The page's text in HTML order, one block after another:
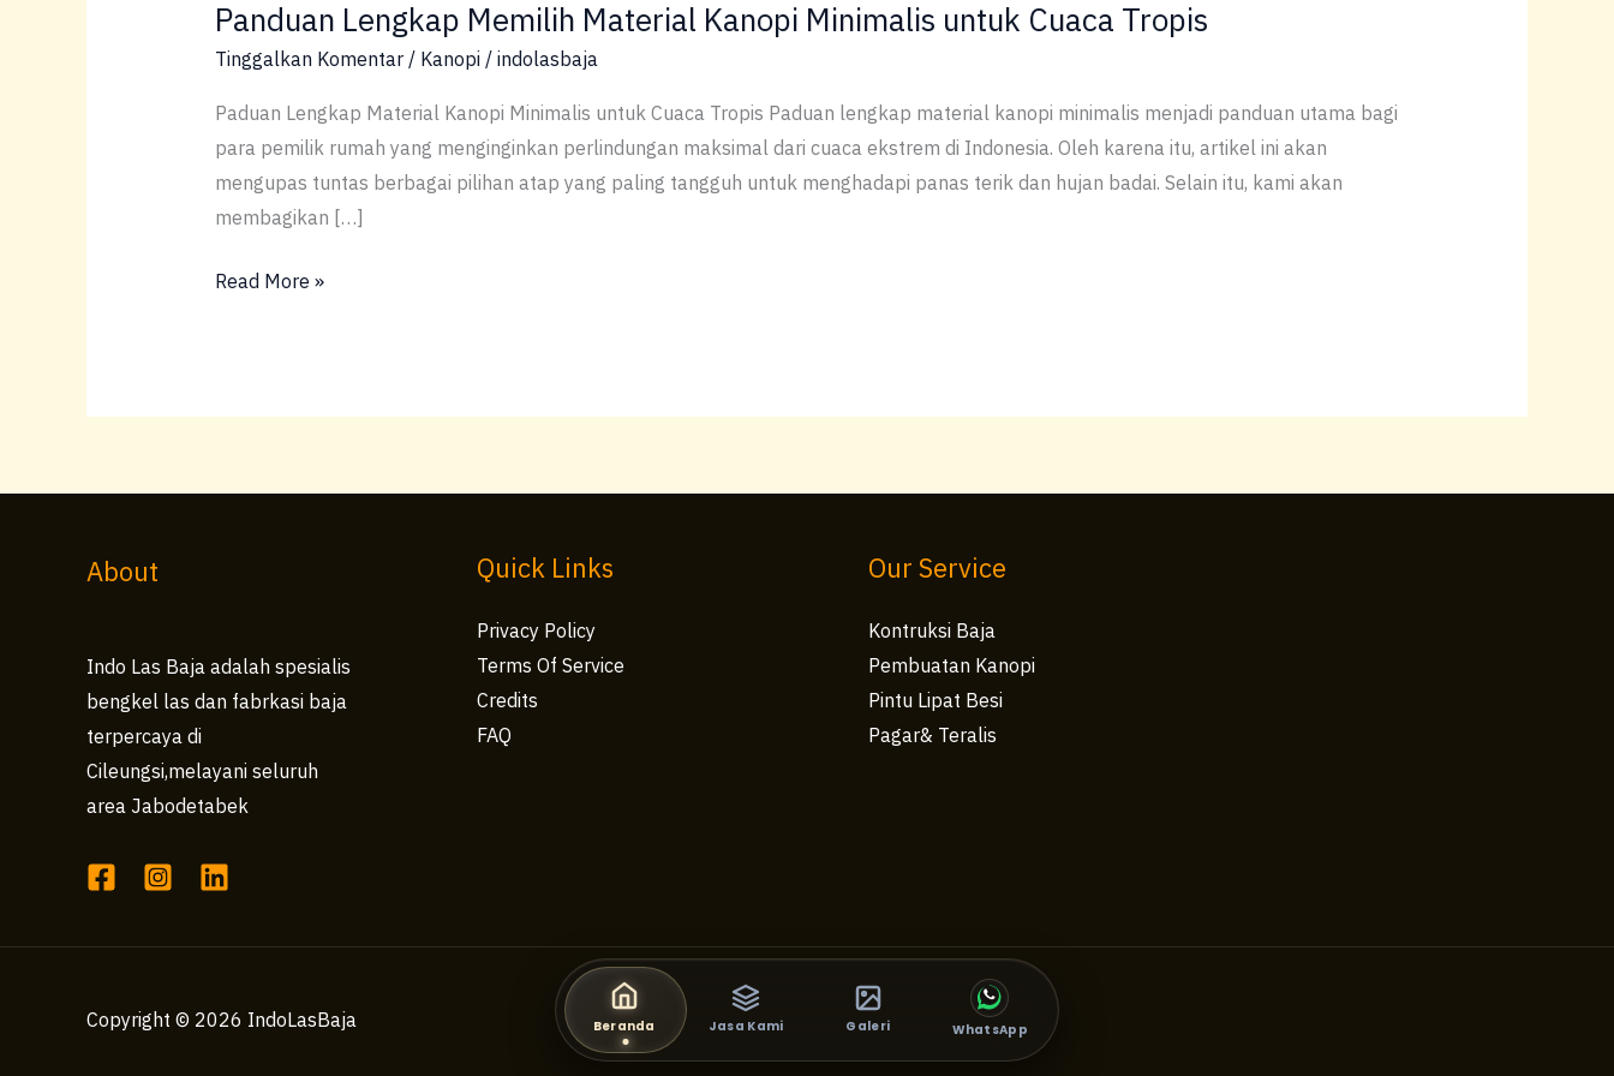
Panduan Lengkap Memilih Material Kanopi Minimalis untuk Cuaca Tropis
Tinggalkan Komentar / Kanopi / indolasbaja
Paduan Lengkap Material Kanopi Minimalis untuk Cuaca Tropis Paduan lengkap material kanopi minimalis menjadi panduan utama bagi
para pemilik rumah yang menginginkan perlindungan maksimal dari cuaca ekstrem di Indonesia. Oleh karena itu, artikel ini akan
mengupas tuntas berbagai pilihan atap yang paling tangguh untuk menghadapi panas terik dan hujan badai. Selain itu, kami akan
membagikan […]
Memilih
Material
Minimalis
untuk
Cuaca
Tropis
Read More »
Beranda Jasa Kami Galeri WhatsApp
About
Indo Las Baja adalah spesialis
bengkel las dan fabrkasi baja
terpercaya di
Cileungsi,melayani seluruh
area Jabodetabek
Quick Links
Privacy Policy
Terms Of Service
Credits
FAQ
Our Service
Kontruksi Baja
Pembuatan Kanopi
Pintu Lipat Besi
Pagar& Teralis
Copyright © 2026 IndoLasBaja